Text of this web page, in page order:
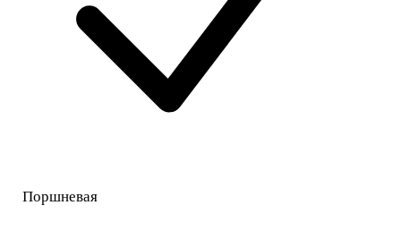
Поршневая